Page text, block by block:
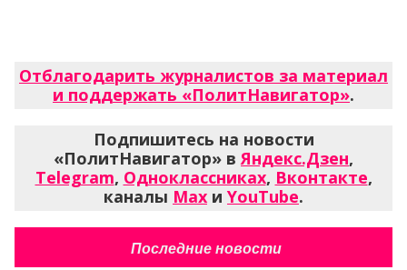
Отблагодарить журналистов за материал
и поддержать «ПолитНавигатор».
Подпишитесь на новости
«ПолитНавигатор» вЯндекс.Дзен,
Telegram, Одноклассниках, Вконтакте,
каналы Max и YouTube.
Последние новости